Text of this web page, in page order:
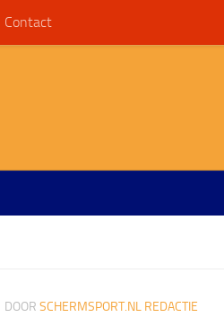
Contact
DOOR SCHERMSPORT.NL REDACTIE